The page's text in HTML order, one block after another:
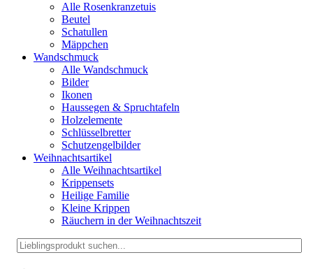
Alle Rosenkranzetuis
Beutel
Schatullen
Mäppchen
Wandschmuck
Alle Wandschmuck
Bilder
Ikonen
Haussegen & Spruchtafeln
Holzelemente
Schlüsselbretter
Schutzengelbilder
Weihnachtsartikel
Alle Weihnachtsartikel
Krippensets
Heilige Familie
Kleine Krippen
Räuchern in der Weihnachtszeit